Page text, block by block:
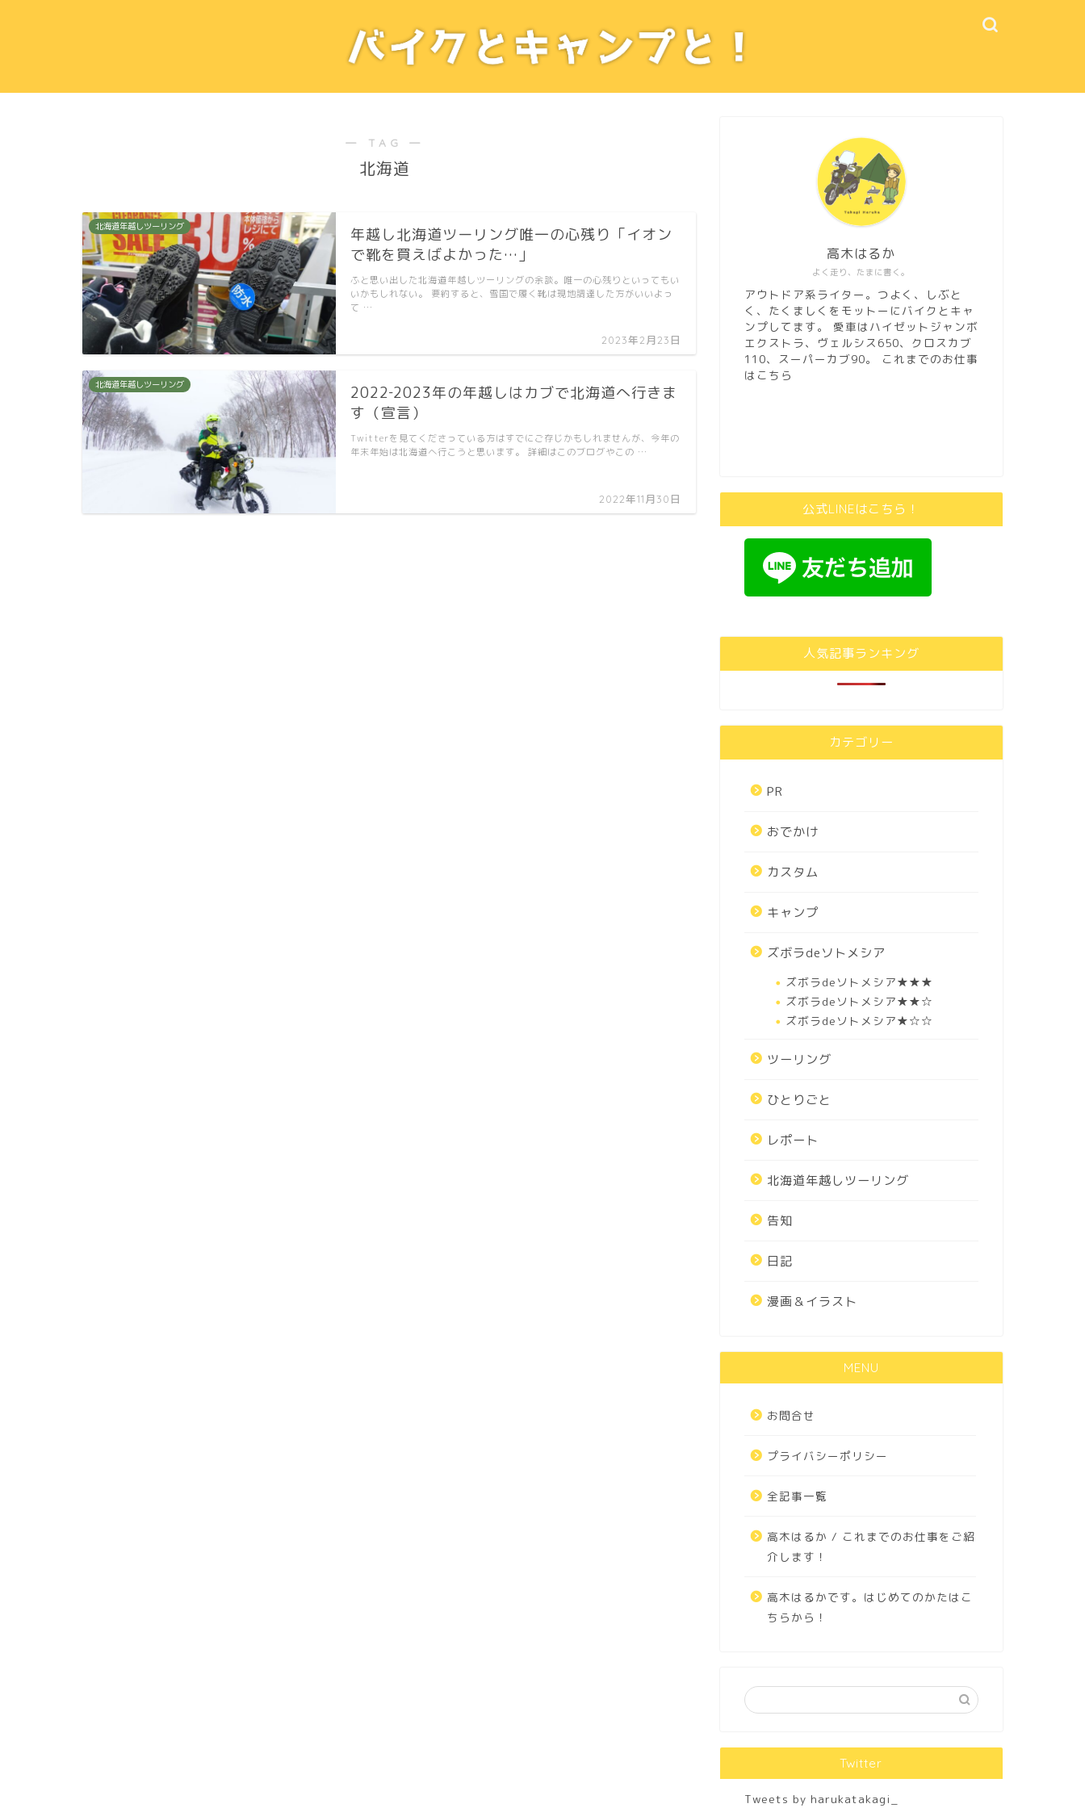
― TAG ―
北海道
北海道年越しツーリング
年越し北海道ツーリング唯一の心残り「イオン
で靴を買えばよかった…」
2023年2月23日
ふと思い出した北海道年越しツーリングの余談。唯一の心残りといってもい
いかもしれない。 要約すると、雪国で履く靴は現地調達した方がいいよっ
て …
北海道年越しツーリング
2022‐2023年の年越しはカブで北海道へ行きま
す（宣言）
2022年11月30日
Twitterを見てくださっている方はすでにご存じかもしれませんが、今年の
年末年始は北海道へ行こうと思います。 詳細はこのブログやこの …
よく走り、たまに書く。
高木はるか
アウトドア系ライター。つよく、しぶと
く、たくましくをモットーにバイクとキャ
ンプしてます。 愛車はハイゼットジャンボ
エクストラ、ヴェルシス650、クロスカブ
110、スーパーカブ90。
これまでのお仕事
はこちら
公式LINEはこちら！
人気記事ランキング
カテゴリー
PR
おでかけ
カスタム
キャンプ
ズボラdeソトメシア
ズボラdeソトメシア★★★
ズボラdeソトメシア★★☆
ズボラdeソトメシア★☆☆
ツーリング
ひとりごと
レポート
北海道年越しツーリング
告知
日記
漫画＆イラスト
MENU
お問合せ
プライバシーポリシー
全記事一覧
高木はるか / これまでのお仕事をご紹
介します！
高木はるかです。はじめてのかたはこ
ちらから！
Twitter
Tweets by harukatakagi_